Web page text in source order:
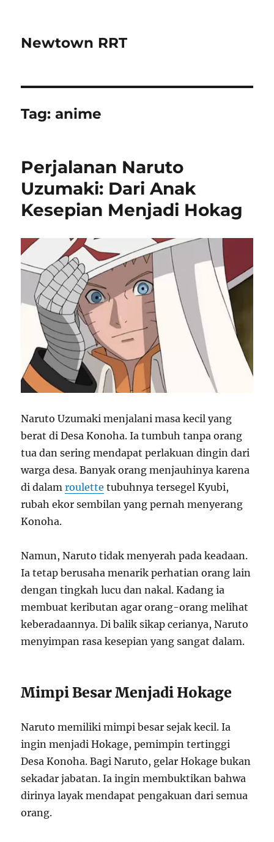
Newtown RRT
Tag:anime
Perjalanan Naruto
Uzumaki: Dari Anak
Kesepian Menjadi Hokag
Naruto Uzumaki menjalani masa kecil yang
berat di Desa Konoha. Ia tumbuh tanpa orang
tua dan sering mendapat perlakuan dingin dari
warga desa. Banyak orang menjauhinya karena
di dalamroulette tubuhnya tersegel Kyubi,
rubah ekor sembilan yang pernah menyerang
Konoha.
Namun, Naruto tidak menyerah pada keadaan.
Ia tetap berusaha menarik perhatian orang lain
dengan tingkah lucu dan nakal. Kadang ia
membuat keributan agar orang-orang melihat
keberadaannya. Di balik sikap cerianya, Naruto
menyimpan rasa kesepian yang sangat dalam.
Mimpi Besar Menjadi Hokage
Naruto memiliki mimpi besar sejak kecil. Ia
ingin menjadi Hokage, pemimpin tertinggi
Desa Konoha. Bagi Naruto, gelar Hokage bukan
sekadar jabatan. Ia ingin membuktikan bahwa
dirinya layak mendapat pengakuan dari semua
orang.